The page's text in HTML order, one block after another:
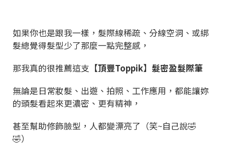
如果你也是跟我一樣，髮際線稀疏、分線空洞、或綁
髮總覺得髮型少了那麼一點完整感，
那我真的很推薦這支 【頂豐Toppik】髮密盈髮際筆
無論是日常妝髮、出遊、拍照、工作應用，都能讓妳
的頭髮看起來更濃密、更有精神，
甚至幫助修飾臉型，人都變漂亮了（笑~自己說🤣
🤣）